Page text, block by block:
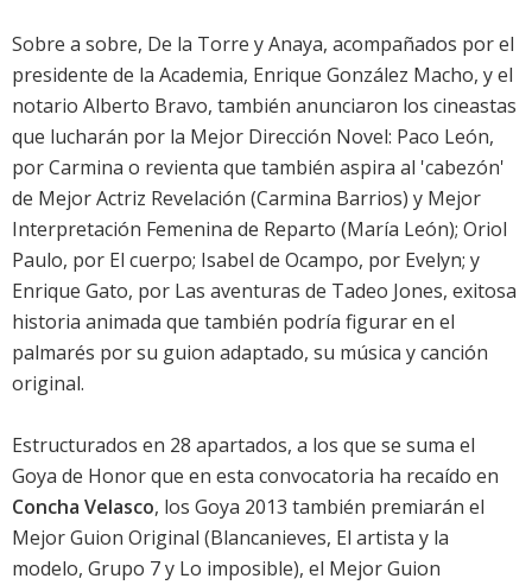
Sobre a sobre, De la Torre y Anaya, acompañados por el
presidente de la Academia, Enrique González Macho, y el
notario Alberto Bravo, también anunciaron los cineastas
que lucharán por la Mejor Dirección Novel: Paco León,
porCarmina o revienta que también aspira al 'cabezón'
de Mejor Actriz Revelación (Carmina Barrios) y Mejor
Interpretación Femenina de Reparto (María León); Oriol
Paulo, por El cuerpo; Isabel de Ocampo, por Evelyn; y
Enrique Gato, por Las aventuras de Tadeo Jones, exitosa
historia animada que también podría figurar en el
palmarés por su guion adaptado, su música y canción
original.
Estructurados en 28 apartados, a los que se suma el
Goya de Honor que en esta convocatoria ha recaído en
Concha Velasco, los Goya 2013 también premiarán el
Mejor Guion Original (Blancanieves, El artista y la
modelo, Grupo 7y Lo imposible), el Mejor Guion